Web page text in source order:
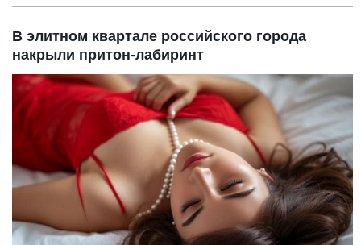
В элитном квартале российского города
накрыли притон-лабиринт